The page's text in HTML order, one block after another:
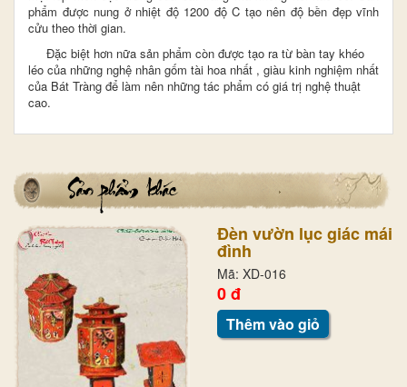
phẩm được nung ở nhiệt độ 1200 độ C tạo nên độ bền đẹp vĩnh
cửu theo thời gian.
Đặc biệt hơn nữa sản phẩm còn được tạo ra từ bàn tay khéo
léo của những nghệ nhân gốm tài hoa nhất , giàu kinh nghiệm nhất
của Bát Tràng để làm nên những tác phẩm có giá trị nghệ thuật
cao.
Đèn vườn lục giác mái
đình
Mã: XD-016
0 đ
Thêm vào giỏ